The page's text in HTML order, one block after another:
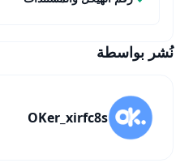
نُشر بواسطة
OKer_xirfc8s